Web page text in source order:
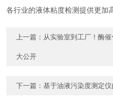
各行业的液体粘度检测提供更加
上一篇： 从实验室到工厂！酶
大公开
下一篇：基于油液污染度测定